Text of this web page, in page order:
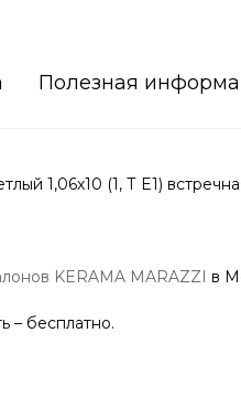
Полезная
1,06х10 (1, Т E1)
KERAMA MARAZZI в
– бесплатно.